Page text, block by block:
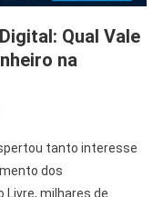
Qual Vale
na
tanto interesse
dos
Livre, milhares de